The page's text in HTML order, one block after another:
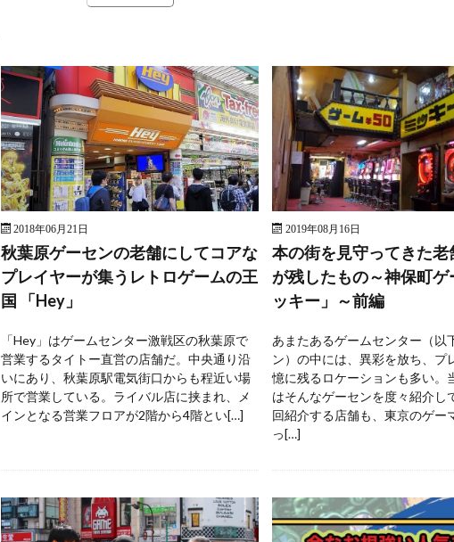
2018年06月21日
秋葉原ゲーセンの老舗にしてコアな
プレイヤーが集うレトロゲームの王
国 「Hey」
「Hey」はゲームセンター激戦区の秋葉原で
営業するタイトー直営の店舗だ。中央通り沿
いにあり、秋葉原駅電気街口からも程近い場
所で営業している。ライバル店に挟まれ、メ
インとなる営業フロアが2階から4階とい[…]
2019年08月16日
本の街を見守ってきた老
が残したもの～神保町ゲ
ッキー」～前編
あまたあるゲームセンター（以
ン）の中には、異彩を放ち、プ
憶に残るロケーションも多い。
はそんなゲーセンを度々紹介し
回紹介する店舗も、東京のゲー
っ[…]